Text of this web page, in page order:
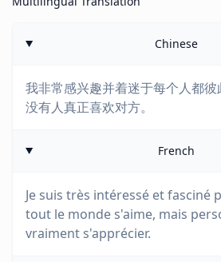
Chinese
我非常感兴趣并着迷于每个人都
没有人真正喜欢对方。
French
Je suis très intéressé et fasciné
tout le monde s'aime, mais
vraiment s'apprécier.